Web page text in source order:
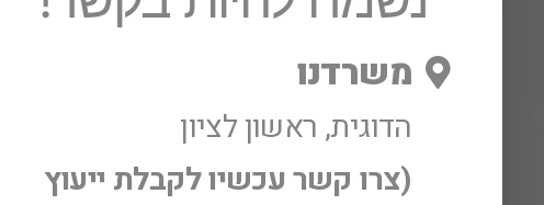
משרדנו
הדוגית, ראשון לציון
(צרו קשר עכשיו לקבלת ייעוץ